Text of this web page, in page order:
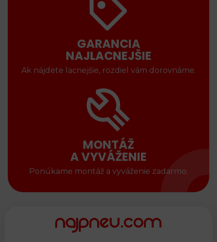
GARANCIA
NAJLACNEJŠIE
Ak nájdete lacnejšie, rozdiel vám dorovnáme.
MONTÁŽ
A VYVÁŽENIE
Ponúkame montáž a vyváženie zadarmo.